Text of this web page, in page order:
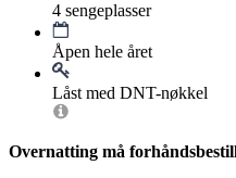
4 sengeplasser
Åpen hele året
Låst med DNT-nøkkel
Overnatting må